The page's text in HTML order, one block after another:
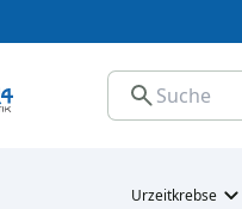
Urzeitkrebse